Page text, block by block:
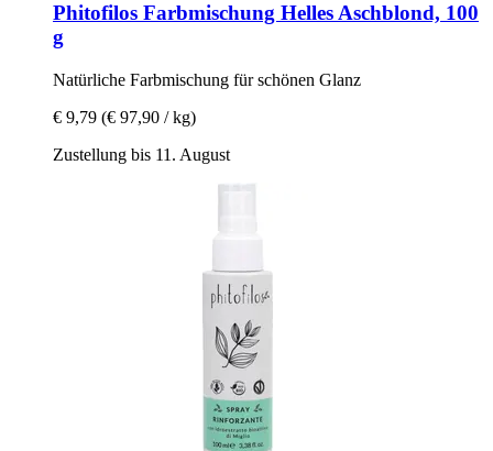
Phitofilos Farbmischung Helles Aschblond, 100
g
Natürliche Farbmischung für schönen Glanz
€ 9,79 (€ 97,90 / kg)
Zustellung bis 11. August